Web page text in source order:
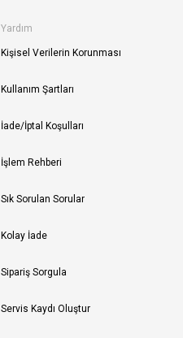
Yardım
Kişisel Verilerin Korunması
Kullanım Şartları
İade/İptal Koşulları
İşlem Rehberi
Sık Sorulan Sorular
Kolay İade
Sipariş Sorgula
Servis Kaydı Oluştur